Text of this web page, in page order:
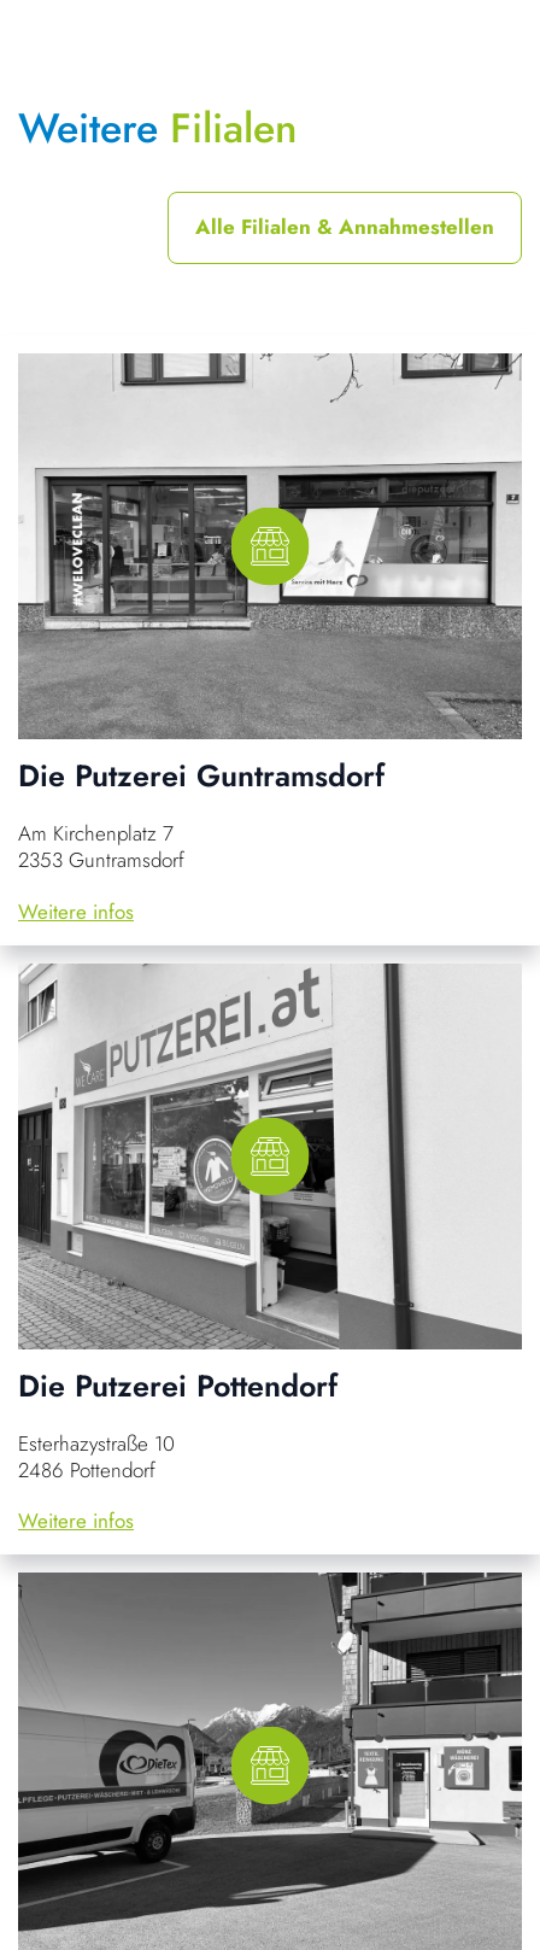
Weitere Filialen
Alle Filialen & Annahmestellen
Die Putzerei Guntramsdorf
Am Kirchenplatz 7
2353 Guntramsdorf
Weitere infos
Die Putzerei Pottendorf
Esterhazystraße 10
2486 Pottendorf
Weitere infos